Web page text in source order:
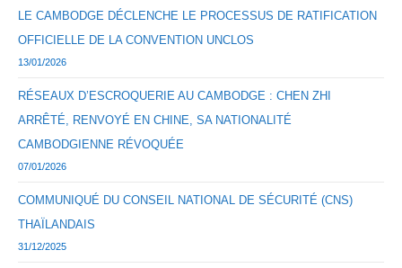
LE CAMBODGE DÉCLENCHE LE PROCESSUS DE RATIFICATION
OFFICIELLE DE LA CONVENTION UNCLOS
13/01/2026
RÉSEAUX D’ESCROQUERIE AU CAMBODGE : CHEN ZHI
ARRÊTÉ, RENVOYÉ EN CHINE, SA NATIONALITÉ
CAMBODGIENNE RÉVOQUÉE
07/01/2026
COMMUNIQUÉ DU CONSEIL NATIONAL DE SÉCURITÉ (CNS)
THAÏLANDAIS
31/12/2025